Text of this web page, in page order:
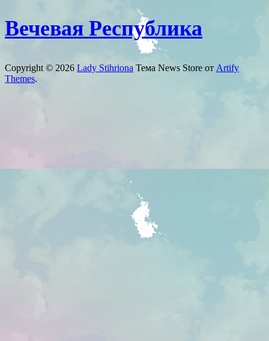
Вечевая Республика
Copyright © 2026 Lady Stihriona Тема News Store от Artify
Themes.